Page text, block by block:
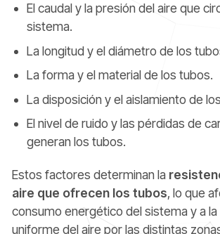
El caudal y la presión del aire que
sistema.
La longitud y el diámetro de los
La forma y el material de los tubos.
La disposición y el aislamiento de
El nivel de ruido y las pérdidas de
generan los tubos.
Estos factores determinan la
aire que ofrecen los tubos, lo que
consumo energético del sistema y a
uniforme del aire por las distintas